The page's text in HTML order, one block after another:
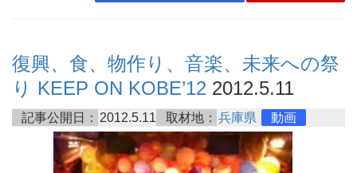
復興、食、物作り、音楽、未来への祭
り KEEP ON KOBE’12 2012.5.11
記事公開日： 2012.5.11 取材地： 兵庫県 動画